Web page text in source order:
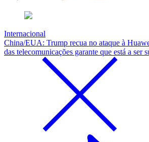
Internacional
China/EUA: Trump recua no ataque à
das telecomunicações garante que está a ser